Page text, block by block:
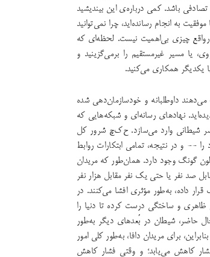
باشد. کمی درباره‌ی این بیندیشید
به انجام رسانده‌اید، چرا نمی‌توانید
چیزی بی‌اهمیت نیست. لحظه‌ای که
مسیر غیرمستقیم را برمی‌گزینید و
یکدیگر همکاری می‌کنید.
داوطلبانه و خودسازمان‌دهی شده
نهادهای رسانه‌ای و شبکه‌هایی که
شیطانی وارد می‌سازد. ح‌ک‌چ شرور کل
-- و در نتیجه،‌ تمامی ابتکارات روابط
گونگ وجود دارد. همان‌طور که مریدان
صد نفر یا حتی یک نفر مقابل هزار نفر
داده، به‌طور مؤثری افشا می‌کنند. در
و ساختگی درست کرده تا دنیا را
حاضر،‌ شیطان در بُعدهای دیگر به‌طور
برای مریدان دافا، به‌طور کلی امور
کاهش می‌یابد؛ و وقتی فشار کاهش